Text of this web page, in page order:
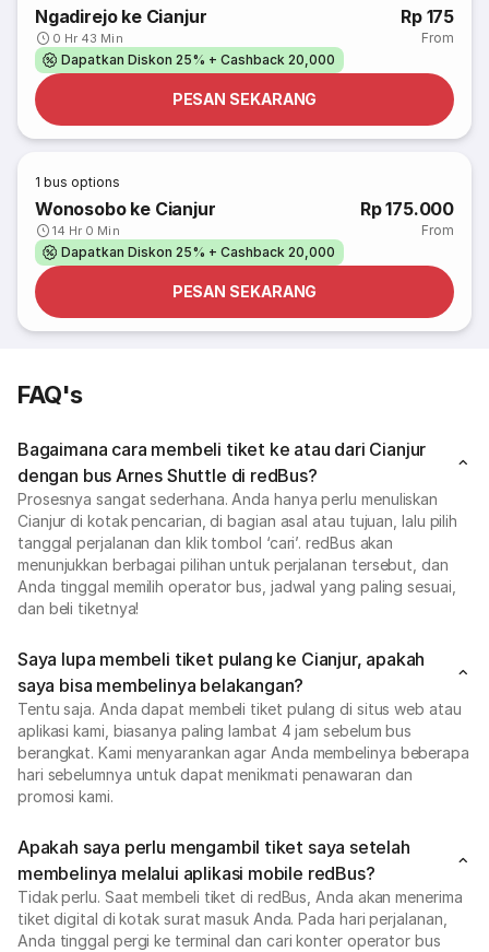
Ngadirejo ke Cianjur
0 Hr 43 Min
Rp 175
From
Dapatkan Diskon 25% + Cashback 20,000
PESAN SEKARANG
1 bus options
Wonosobo ke Cianjur
14 Hr 0 Min
Rp 175.000
From
Dapatkan Diskon 25% + Cashback 20,000
PESAN SEKARANG
FAQ's
Bagaimana cara membeli tiket ke atau dari Cianjur
dengan bus Arnes Shuttle di redBus?
Prosesnya sangat sederhana. Anda hanya perlu menuliskan
Cianjur di kotak pencarian, di bagian asal atau tujuan, lalu pilih
tanggal perjalanan dan klik tombol ‘cari’. redBus akan
menunjukkan berbagai pilihan untuk perjalanan tersebut, dan
Anda tinggal memilih operator bus, jadwal yang paling sesuai,
dan beli tiketnya!
Saya lupa membeli tiket pulang ke Cianjur, apakah
saya bisa membelinya belakangan?
Tentu saja. Anda dapat membeli tiket pulang di situs web atau
aplikasi kami, biasanya paling lambat 4 jam sebelum bus
berangkat. Kami menyarankan agar Anda membelinya beberapa
hari sebelumnya untuk dapat menikmati penawaran dan
promosi kami.
Apakah saya perlu mengambil tiket saya setelah
membelinya melalui aplikasi mobile redBus?
Tidak perlu. Saat membeli tiket di redBus, Anda akan menerima
tiket digital di kotak surat masuk Anda. Pada hari perjalanan,
Anda tinggal pergi ke terminal dan cari konter operator bus